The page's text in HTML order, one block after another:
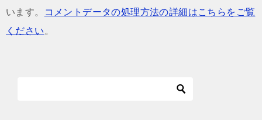
います。
コメントデータの処理方法の詳細はこちらをご覧
ください。